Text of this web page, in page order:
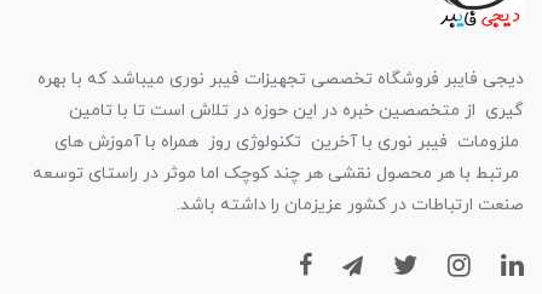
دیجی فایبر فروشگاه تخصصی تجهیزات فیبر نوری میباشد که با بهره
گیری از متخصصین خبره در این حوزه در تلاش است تا با تامین
ملزومات فیبر نوری با آخرین تکنولوژی روز همراه با آموزش های
مرتبط با هر محصول نقشی هر چند کوچک اما موثر در راستای توسعه
صنعت ارتباطات در کشور عزیزمان را داشته باشد.